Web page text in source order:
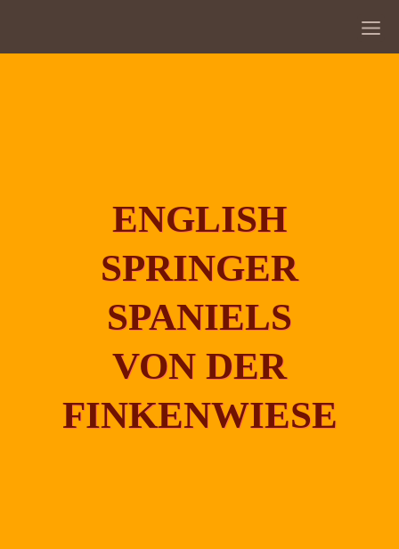
ENGLISH
SPRINGER
SPANIELS
VON DER
FINKENWIESE